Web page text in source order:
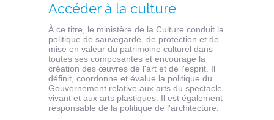
Accéder à la culture
À ce titre, le ministère de la Culture conduit la
politique de sauvegarde, de protection et de
mise en valeur du patrimoine culturel dans
toutes ses composantes et encourage la
création des œuvres de l'art et de l'esprit. Il
définit, coordonne et évalue la politique du
Gouvernement relative aux arts du spectacle
vivant et aux arts plastiques. Il est également
responsable de la politique de l'architecture.